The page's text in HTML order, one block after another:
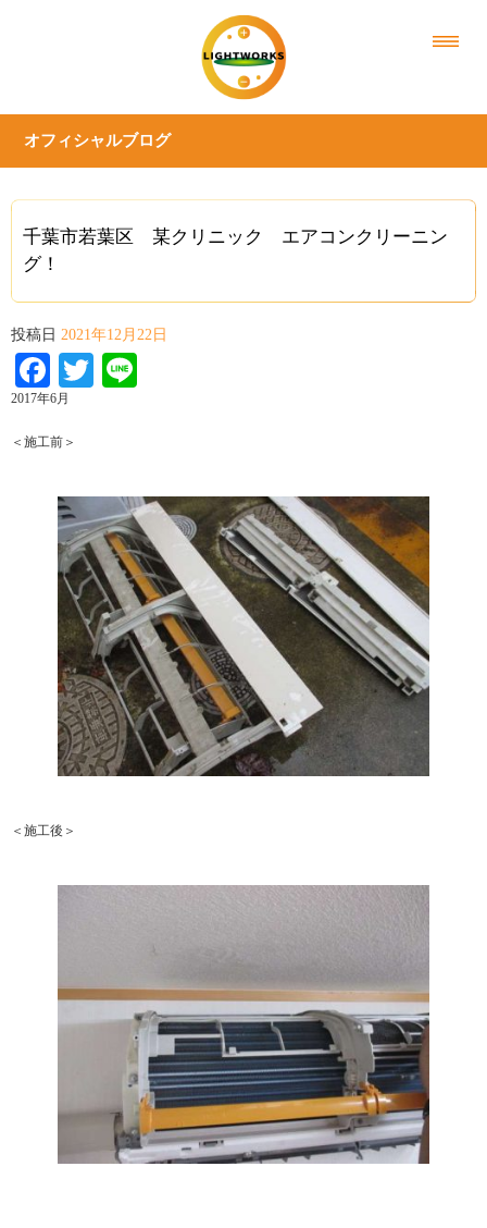
オフィシャルブログ
千葉市若葉区 某クリニック エアコンクリーニン
グ！
投稿日 2021年12月22日
Facebook
Twitter
2017年6月
＜施工前＞
＜施工後＞